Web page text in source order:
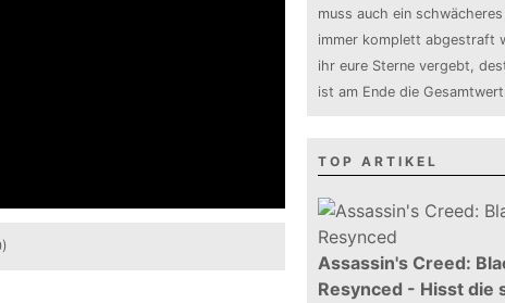
muss auch ein
immer komplett abgestraft
ihr eure Sterne vergebt,
ist am Ende die
TOP ARTIKEL
Assassin's Creed:
Resynced - Hisst die